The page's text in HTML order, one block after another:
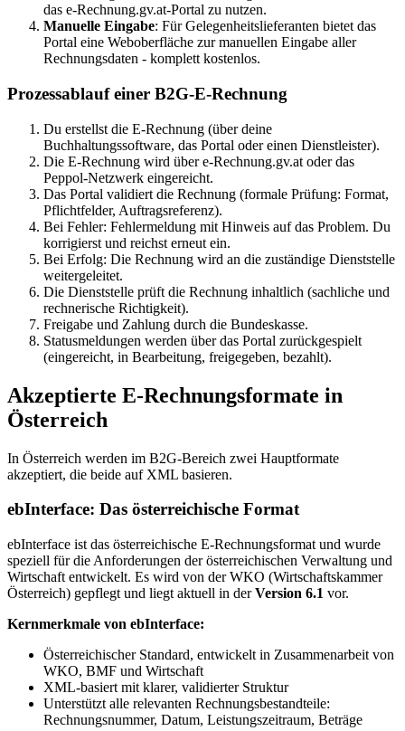
das e-Rechnung.gv.at-Portal zu nutzen.
Manuelle Eingabe: Für Gelegenheitslieferanten bietet das
Portal eine Weboberfläche zur manuellen Eingabe aller
Rechnungsdaten - komplett kostenlos.
Prozessablauf einer B2G-E-Rechnung
Du erstellst die E-Rechnung (über deine
Buchhaltungssoftware, das Portal oder einen Dienstleister).
Die E-Rechnung wird über e-Rechnung.gv.at oder das
Peppol-Netzwerk eingereicht.
Das Portal validiert die Rechnung (formale Prüfung: Format,
Pflichtfelder, Auftragsreferenz).
Bei Fehler: Fehlermeldung mit Hinweis auf das Problem. Du
korrigierst und reichst erneut ein.
Bei Erfolg: Die Rechnung wird an die zuständige Dienststelle
weitergeleitet.
Die Dienststelle prüft die Rechnung inhaltlich (sachliche und
rechnerische Richtigkeit).
Freigabe und Zahlung durch die Bundeskasse.
Statusmeldungen werden über das Portal zurückgespielt
(eingereicht, in Bearbeitung, freigegeben, bezahlt).
Akzeptierte E-Rechnungsformate in
Österreich
In Österreich werden im B2G-Bereich zwei Hauptformate
akzeptiert, die beide auf XML basieren.
ebInterface: Das österreichische Format
ebInterface ist das österreichische E-Rechnungsformat und wurde
speziell für die Anforderungen der österreichischen Verwaltung und
Wirtschaft entwickelt. Es wird von der WKO (Wirtschaftskammer
Österreich) gepflegt und liegt aktuell in derVersion 6.1 vor.
Kernmerkmale von ebInterface:
Österreichischer Standard, entwickelt in Zusammenarbeit von
WKO, BMF und Wirtschaft
XML-basiert mit klarer, validierter Struktur
Unterstützt alle relevanten Rechnungsbestandteile:
Rechnungsnummer, Datum, Leistungszeitraum, Beträge